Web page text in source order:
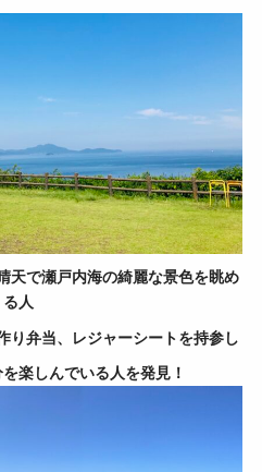
天で瀬戸内海の綺麗な景色を眺め
る人
り弁当、 レジャーシートを持参し
楽しんでいる人を発見！